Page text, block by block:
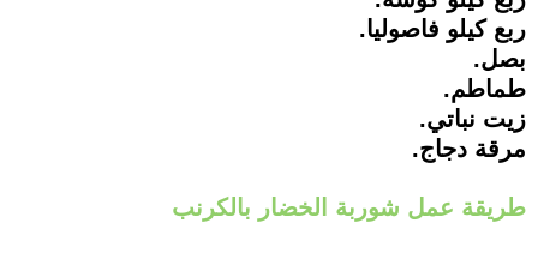
ربع كيلو فاصوليا.
بصل.
طماطم.
زيت نباتي.
مرقة دجاج.
طريقة عمل شوربة الخضار بالكرنب